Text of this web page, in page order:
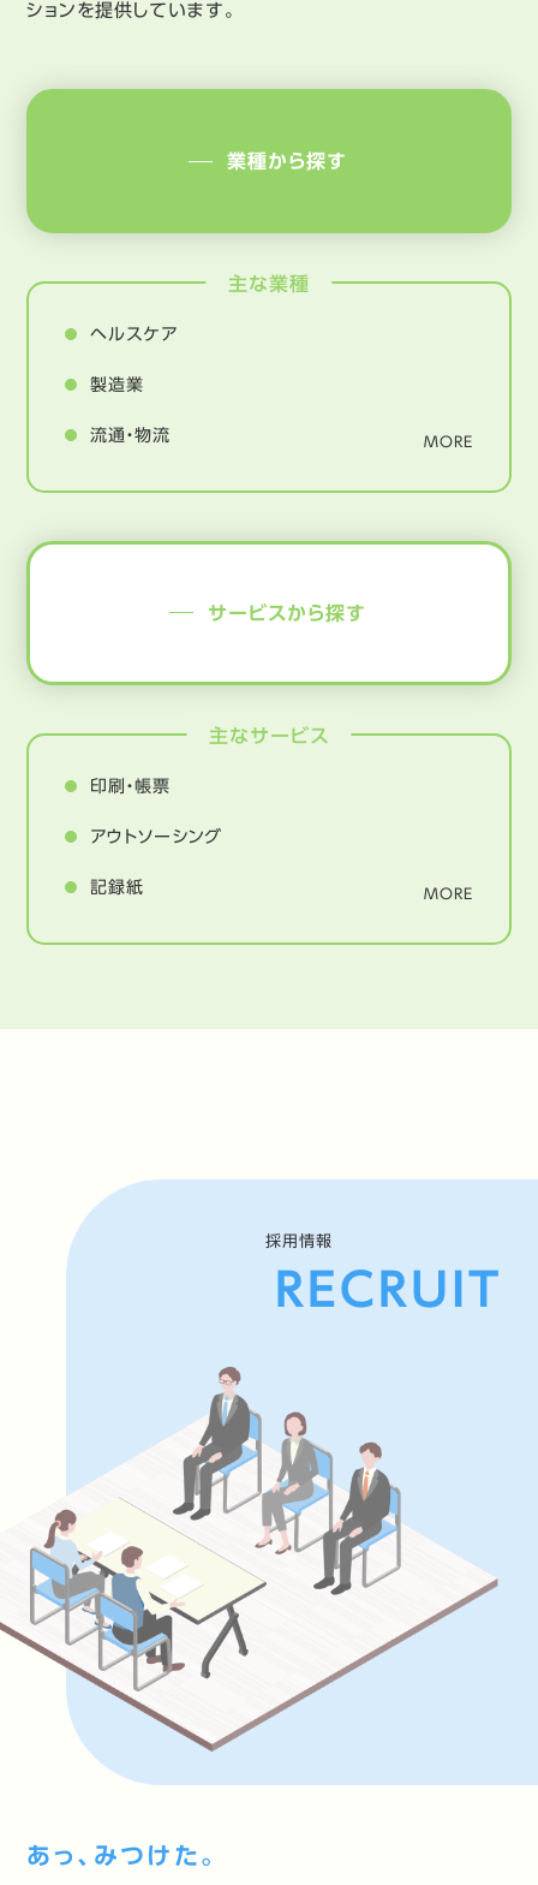
ションを提供しています。
業種から探す
主な業種
ヘルスケア
製造業
流通・物流 MORE
サービスから探す
主なサービス
印刷・帳票
アウトソーシング
記録紙 MORE
採用情報
RECRUIT
あっ、みつけた。